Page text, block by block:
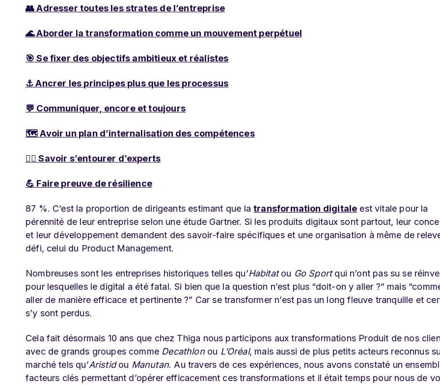
👥 Adresser toutes les strates de l’entreprise
🌊 Aborder la transformation comme un mouvement perpétuel
🎯 Se fixer des objectifs ambitieux et réalistes
⚓️ Ancrer les principes plus que les processus
💬 Communiquer, encore et toujours
🗺️ Avoir un plan d’internalisation des compétences
🙋‍♂️ Savoir s’entourer d’experts
💪 Faire preuve de résilience
87 %. C’est la proportion de dirigeants estimant que latransformation digitale est vitale pour la
pérennité de leur entreprise selon une étude Gartner. Si les produits digitaux sont partout, leur
et leur développement demandent des savoir-faire spécifiques et une organisation à même de
défi, celui du Product Management.
Nombreuses sont les entreprises historiques telles qu’Habitatou Go Sportqui n’ont pas su se
pour lesquelles le digital a été fatal. Si bien que la question n’est plus “doit-on y aller ?” mais
aller de manière efficace et pertinente ?” Car se transformer n’est pas un long fleuve tranquille et
s’y sont perdus.
Cela fait désormais 10 ans que chez Thiga nous participons aux transformations Produit de nos
avec de grands groupes comme Decathlonou L’Oréal, mais aussi de plus petits acteurs reconnus
marché tels qu’Aristidou Manutan. Au travers de ces expériences, nous avons constaté un
facteurs clés permettant d’opérer efficacement ces transformations et il était temps pour nous de